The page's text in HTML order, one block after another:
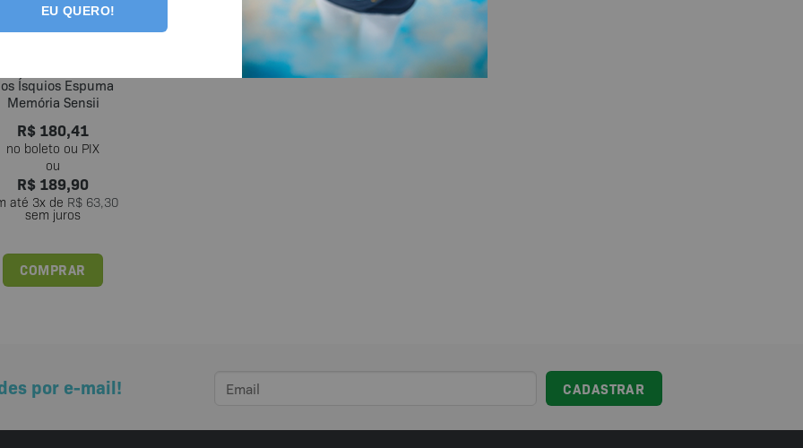
Ísquios Espuma
Memória Sensii
R$ 180,41
R$ 189,90
até 3x de R$63,30
sem juros
COMPRAR
por e-mail!
EU QUERO!